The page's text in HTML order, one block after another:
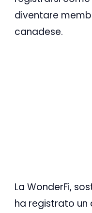
diventare
canadese.
La WonderFi,
ha registrato un